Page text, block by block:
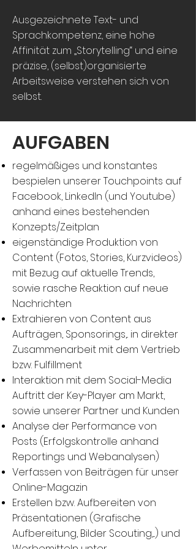
Ausgezeichnete Text- und
Sprachkompetenz, eine hohe
Affinität zum „Storytelling“ und eine
präzise, (selbst)organisierte
Arbeitsweise verstehen sich von
selbst.
AUFGABEN
regelmäßiges und konstantes
bespielen unserer Touchpoints auf
Facebook, LinkedIn (und Youtube)
anhand eines bestehenden
Konzepts/Zeitplan
eigenständige Produktion von
Content (Fotos, Stories, Kurzvideos)
mit Bezug auf aktuelle Trends,
sowie rasche Reaktion auf neue
Nachrichten
Extrahieren von Content aus
Aufträgen, Sponsorings,.. in direkter
Zusammenarbeit mit dem Vertrieb
bzw. Fulfillment
Interaktion mit dem Social-Media
Auftritt der Key-Player am Markt,
sowie unserer Partner und Kunden
Analyse der Performance von
Posts (Erfolgskontrolle anhand
Reportings und Webanalysen)
Verfassen von Beiträgen für unser
Online-Magazin
Erstellen bzw. Aufbereiten von
Präsentationen (Grafische
Aufbereitung, Bilder Scouting,...) und